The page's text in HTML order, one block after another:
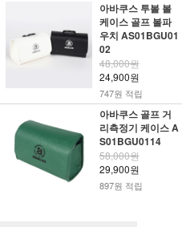
아바쿠스 투볼 볼
케이스 골프 볼파
우치 AS01BGU01
02
48,000원
24,900원
747원 적립
아바쿠스 골프 거
리측정기 케이스 A
S01BGU0114
58,000원
29,900원
897원 적립